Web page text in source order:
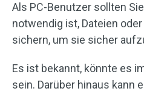
Als PC-Benutzer sollten
notwendig ist, Dateien
sichern, um sie sicher
Es ist bekannt, könnte es
sein. Darüber hinaus kann